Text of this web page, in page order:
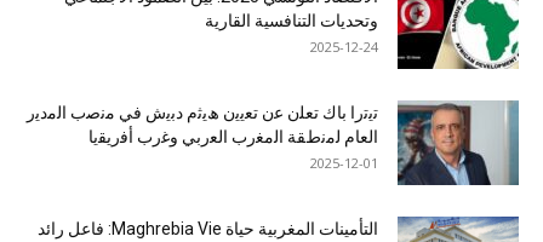
وتحديات التنافسية القارية
2025-12-24
ﺗﯾﺗرا ﺑﺎك ﺗﻌﻠن ﻋن ﺗﻌﯾﯾن ھﯾﺛم دﺑﯾش ﻓﻲ ﻣﻧﺻب اﻟﻣدﯾر
اﻟﻌﺎم ﻟﻣﻧطﻘﺔ اﻟﻣﻐرب اﻟﻌرﺑﻲ وﻏرب أﻓرﯾﻘﯾﺎ
2025-12-01
التأمينات المغربية حياة Maghrebia Vie: فاعل رائد